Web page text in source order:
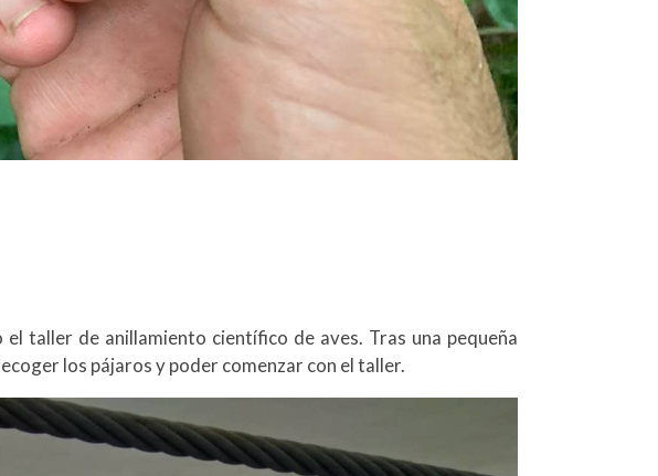
taller de anillamiento científico de aves. Tras una pequeña
los pájaros y poder comenzar con el taller.